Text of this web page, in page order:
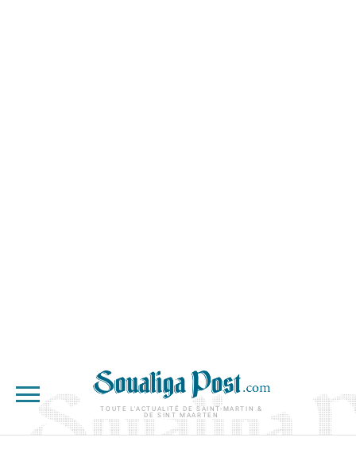
TOUTE L'ACTUALITÉ DE SAINT-MARTIN &
DE SINT MAARTEN